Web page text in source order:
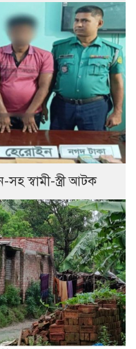
স্বামী-স্ত্রী আটক